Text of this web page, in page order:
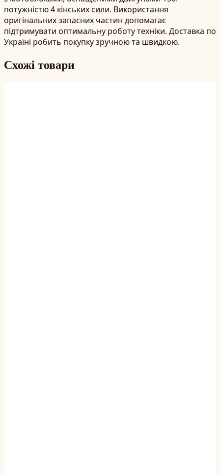
потужністю 4 кінських сили. Використання
оригінальних запасних частин допомагає
підтримувати оптимальну роботу техніки. Доставка по
Україні робить покупку зручною та швидкою.
Схожі товари